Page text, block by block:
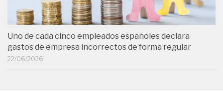
Uno de cada cinco empleados españoles declara
gastos de empresa incorrectos de forma regular
22/06/2026